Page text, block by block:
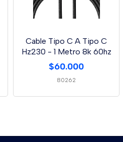
Cable Tipo C A Tipo C
Hz230 - 1 Metro 8k 60hz
$60.000
80262